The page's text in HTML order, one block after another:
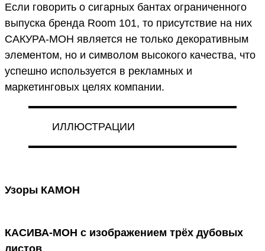
Если говорить о сигарных бантах ограниченного
выпуска бренда Room 101, то присутствие на них
САКУРА-МОН является не только декоративным
элементом, но и символом высокого качества, что
успешно используется в рекламных и
маркетинговых целях компании.
ИЛЛЮСТРАЦИИ
Узоры КАМОН
КАСИВА-МОН с изображением трёх дубовых